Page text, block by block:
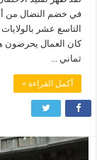
في خضم النضال من
التاسع عشر
كان العمال يحرضون
ثماني ...
أكمل القراءة »